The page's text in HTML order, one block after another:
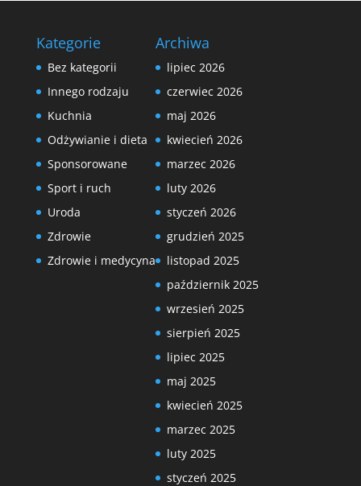
Kategorie
Bez kategorii
Innego rodzaju
Kuchnia
Odżywianie i dieta
Sponsorowane
Sport i ruch
Uroda
Zdrowie
Zdrowie i medycyna
Archiwa
lipiec 2026
czerwiec 2026
maj 2026
kwiecień 2026
marzec 2026
luty 2026
styczeń 2026
grudzień 2025
listopad 2025
październik 2025
wrzesień 2025
sierpień 2025
lipiec 2025
maj 2025
kwiecień 2025
marzec 2025
luty 2025
styczeń 2025